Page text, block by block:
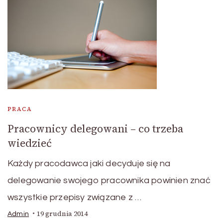
PRACA
Pracownicy delegowani – co trzeba
wiedzieć
Każdy pracodawca jaki decyduje się na
delegowanie swojego pracownika powinien znać
wszystkie przepisy związane z …
Admin 19 grudnia 2014